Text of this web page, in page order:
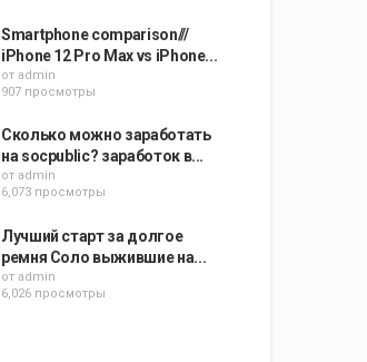
Smartphone comparison///
iPhone 12 Pro Max vs iPhone...
от admin
907 просмотры
Сколько можно заработать
на socpublic? заработок в...
от admin
6,073 просмотры
Лучший старт за долгое
ремня Соло выжившие на...
от admin
6,026 просмотры